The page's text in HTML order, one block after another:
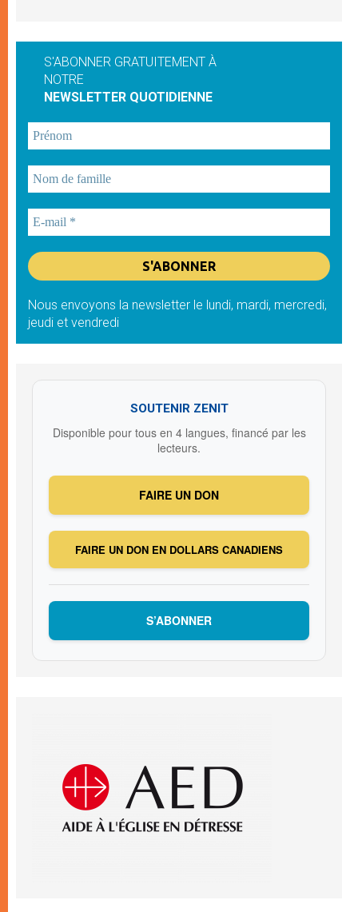
S'ABONNER GRATUITEMENT À
NOTRE
NEWSLETTER QUOTIDIENNE
Nous envoyons la newsletter le lundi, mardi, mercredi,
jeudi et vendredi
SOUTENIR ZENIT
Disponible pour tous en 4 langues, financé par les
lecteurs.
FAIRE UN DON
FAIRE UN DON EN DOLLARS CANADIENS
S’ABONNER